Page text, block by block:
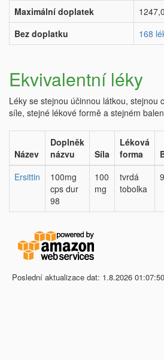
Maximální doplatek
Bez doplatku
168
Ekvivalentní léky
Léky se stejnou účinnou látkou, stejnou
síle, stejné lékové formě a stejném
Název
Doplněk
názvu
Síla
Léková
forma
Ersittin
100mg
cps dur
98
100
mg
tvrdá
tobolka
Poslední aktualizace dat: 1.8.2026 01:07:50